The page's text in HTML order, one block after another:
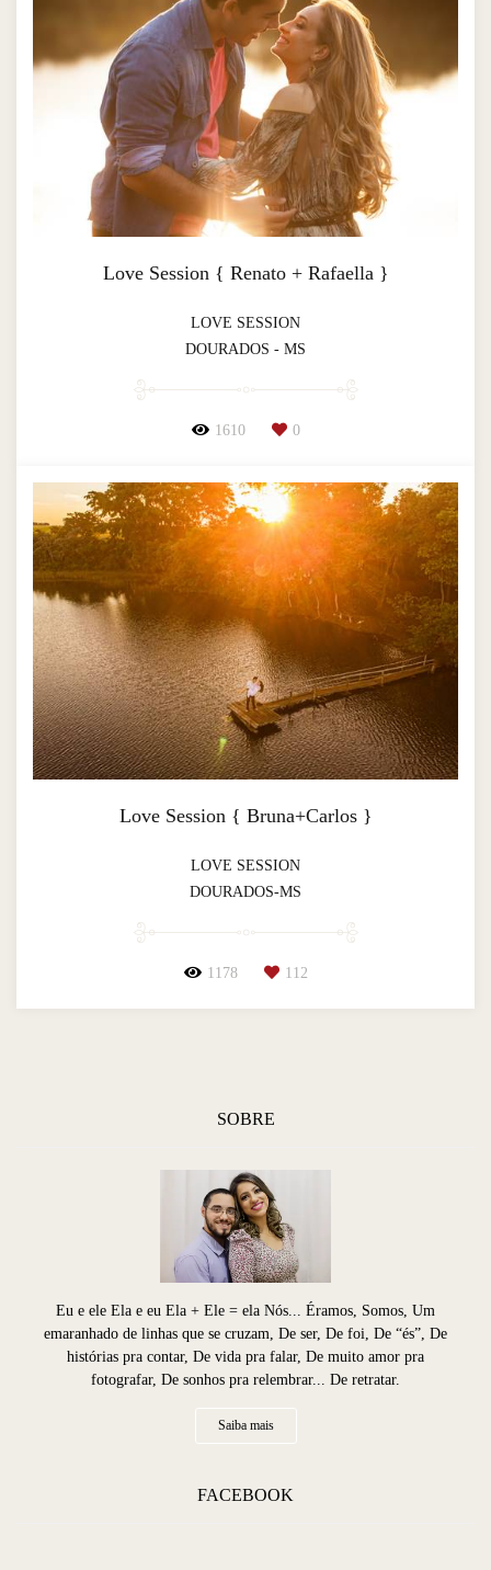
Love Session { Renato + Rafaella }
LOVE SESSION
DOURADOS - MS
1610 0
Love Session { Bruna+Carlos }
LOVE SESSION
DOURADOS-MS
1178 112
SOBRE
Eu e ele Ela e eu Ela + Ele = ela Nós... Éramos, Somos, Um
emaranhado de linhas que se cruzam, De ser, De foi, De “és”, De
histórias pra contar, De vida pra falar, De muito amor pra
fotografar, De sonhos pra relembrar... De retratar.
Saiba mais
FACEBOOK